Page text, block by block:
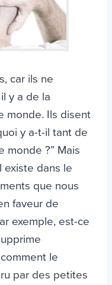
car ils ne
y a de la
monde. Ils disent
y a-t-il tant de
monde ?” Mais
existe dans le
que nous
faveur de
exemple, est-ce
le
par des petites